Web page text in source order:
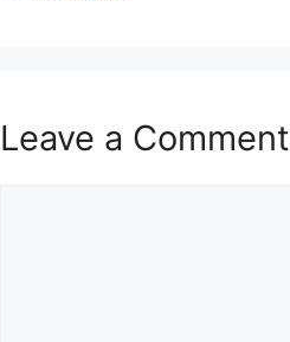
Leave a Comment